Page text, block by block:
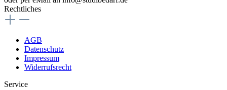
Rechtliches
AGB
Datenschutz
Impressum
Widerrufsrecht
Service